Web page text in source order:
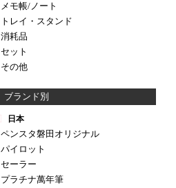
メモ帳/ノート
トレイ・スタンド
消耗品
セット
その他
ブランド別
日本
ペンスタ磐田オリジナル
パイロット
セーラー
プラチナ萬年筆